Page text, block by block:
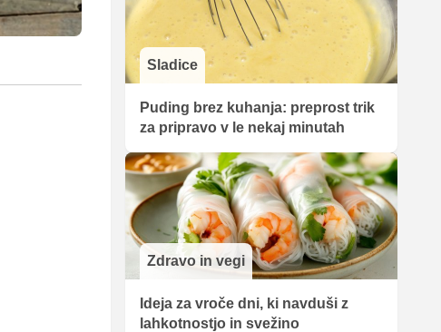
Sladice
Puding brez kuhanja: preprost trik
za pripravo v le nekaj minutah
Zdravo in vegi
Ideja za vroče dni, ki navduši z
lahkotnostjo in svežino